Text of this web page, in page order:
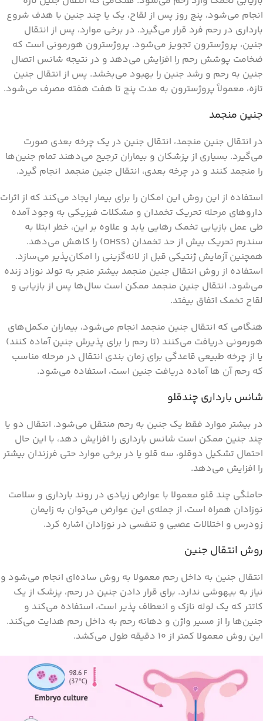
انجام می‌شود، پنج روز پس از لقاح، یک یا چند جنین با هدف شروع
بارداری در رحم فرد قرار می‌گیرد. در برخی موارد، پس از انتقال
جنین، پروژسترون تجویز می‌شود. پروژسترون هورمونی است که
ضخامت پوشش رحم را افزایش می‌دهد و در نتیجه شانس اتصال
جنین به رحم و رشد جنین را بهبود می‌بخشد. پس از انتقال جنین
تازه، معمولاً پروژسترون به مدت پنج تا هفت هفته مصرف می‌شود.
جنین منجمد
در انتقال جنین منجمد، انتقال جنین در یک چرخه بعدی صورت
می‌گیرد. بسیاری از پزشکان و بیماران ترجیح می‌دهند تمام جنین‌ها
را منجمد کنند و در چرخه بعدی، انتقال جنین منجمد انجام گیرد.
استفاده از این روش این امکان را برای بیمار ایجاد می‌کند که ‌‌از اثرات
داروهای مرحله تحریک تخمدان و مشکلات فیزیکی به وجود آمده
طی عمل بازیابی تخمک رهایی یابد و علاوه بر این، خطر ابتلا به
سندرم تحریک بیش از حد تخمدان (OHSS) را کاهش می‌دهد.
همچنین آزمایش ژنتیکی قبل از لانه‌گزینی را امکان‌پذیر می‌سازد.
استفاده از روش انتقال جنین منجمد بیشتر منجر به تولد نوزاد زنده
می‌شود. انتقال جنین منجمد ممکن است سال‌ها پس از بازیابی و
لقاح تخمک اتفاق بیفتد.
هنگامی که انتقال جنین منجمد انجام می‌شود، بیماران مکمل‌های
هورمونی دریافت می‌کنند (تا رحم را برای پذیرش جنین آماده کنند)
یا از چرخه طبیعی قاعدگی برای زمان بندی انتقال در مرحله مناسب
که رحم آن ها آماده دریافت جنین است، استفاده می‌شود.
شانس بارداری چندقلو
در بیشتر موارد فقط یک جنین به رحم منتقل می‌شود. انتقال دو یا
چند جنین ممکن است شانس بارداری را افزایش دهد، با این حال
احتمال تشکیل دوقلو، سه قلو یا در برخی موارد حتی فرزندان بیشتر
را افزایش می‌دهد.
حاملگی چند قلو معمولا با عوارض زیادی در روند بارداری و سلامت
نوزادان همراه است، از جمله‌ی این عوارض می‌توان به زایمان
زودرس و اختلالات عصبی و تنفسی در نوزادان اشاره کرد.
روش انتقال جنین
انتقال جنین به داخل رحم معمولا به روش ساده‌ای انجام می‌شود و
نیاز به بیهوشی ندارد. برای قرار دادن جنین در رحم، پزشک از یک
کاتتر که یک لوله نازک و انعطاف پذیر است، استفاده می‌کند و
جنین‌ها را از مسیر واژن و دهانه رحم به داخل رحم هدایت می‌کند.
این روش معمولا کمتر از 10 دقیقه طول می‌کشد.